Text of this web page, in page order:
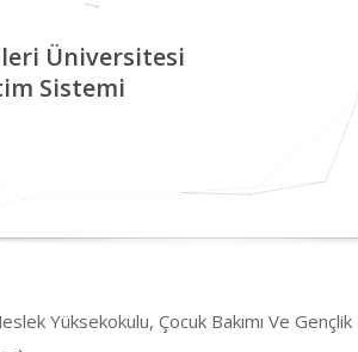
Üniversitesi
Sistemi
Yüksekokulu, Çocuk Bakımı Ve